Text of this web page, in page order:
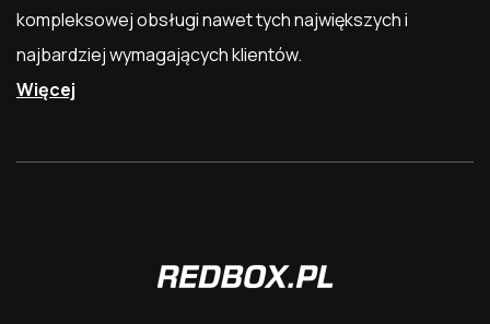
kompleksowej obsługi nawet tych największych i
najbardziej wymagających klientów.
Więcej